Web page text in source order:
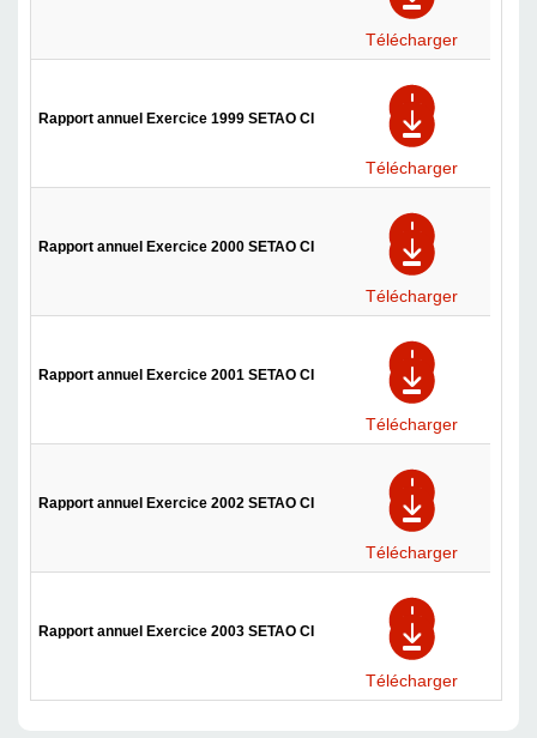
Télécharger
Rapport annuel Exercice 1999 SETAO CI
Télécharger
Rapport annuel Exercice 2000 SETAO CI
Télécharger
Rapport annuel Exercice 2001 SETAO CI
Télécharger
Rapport annuel Exercice 2002 SETAO CI
Télécharger
Rapport annuel Exercice 2003 SETAO CI
Télécharger